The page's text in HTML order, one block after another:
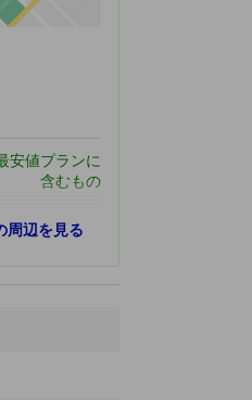
安値プランに
含むもの
周辺を見る